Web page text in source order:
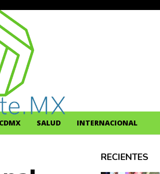
CDMX SALUD INTERNACIONAL
RECIENTES